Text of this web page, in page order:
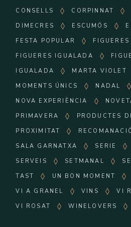
CONSELLS
CORPINNAT
DIMECRES
ESCUMÓS
FESTA POPULAR
FIGUERES
FIGUERES IGUALADA
IGUALADA
MARTA VIOLET
MOMENTS ÚNICS
NADAL
NOVA EXPERIÈNCIA
PRIMAVERA
PRODUCTES
PROXIMITAT
SALA GARNATXA
SERIE
SERVEIS
SETMANAL
TAST
UN BON MOMENT
VI A GRANEL
VINS
VI
VI ROSAT
WINELOVERS